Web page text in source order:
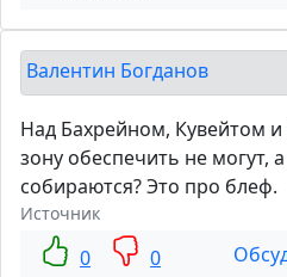
Валентин Богданов
Над Бахрейном, Кувейтом
зону обеспечить не могут,
собираются? Это про блеф.
Источник
0 0